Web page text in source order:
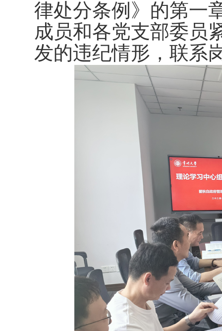
律处分条例》的第一
成员和各党支部委员
发的违纪情形，联系